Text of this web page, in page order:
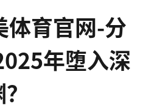
育官网-分
年堕入深